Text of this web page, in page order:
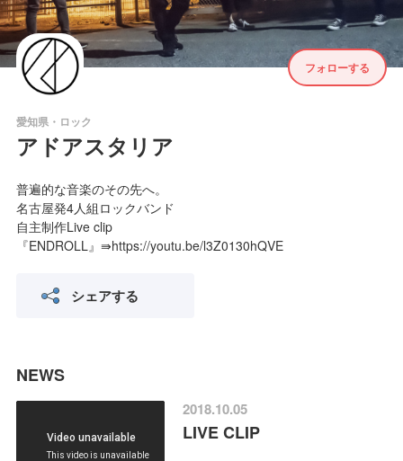
フォローする
愛知県・ロック
アドアスタリア
普遍的な音楽のその先へ。
名古屋発4人組ロックバンド
自主制作Live clip
『ENDROLL』⇛https://youtu.be/l3Z0130hQVE
シェアする
NEWS
2018.10.05
LIVE CLIP